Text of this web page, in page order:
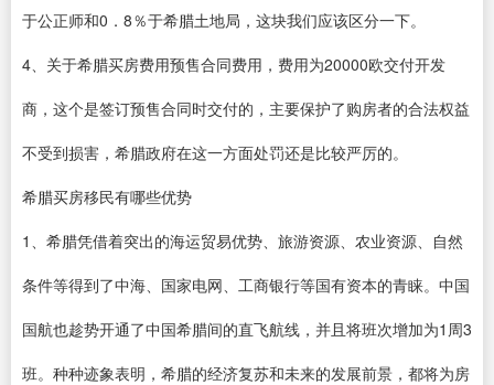
于公正师和0．8％于希腊土地局，这块我们应该区分一下。
4、关于希腊买房费用预售合同费用，费用为20000欧交付开发
商，这个是签订预售合同时交付的，主要保护了购房者的合法权益
不受到损害，希腊政府在这一方面处罚还是比较严厉的。
希腊买房移民有哪些优势
1、希腊凭借着突出的海运贸易优势、旅游资源、农业资源、自然
条件等得到了中海、国家电网、工商银行等国有资本的青睐。中国
国航也趁势开通了中国希腊间的直飞航线，并且将班次增加为1周3
班。种种迹象表明，希腊的经济复苏和未来的发展前景，都将为房